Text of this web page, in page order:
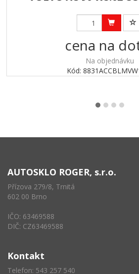
cena na
Na objednávku
Kód:
AUTOSKLO ROGER, s.r.o.
Přízova 279/8, Trnitá
602 00 Brno
IČO: 63469588
DIČ: CZ63469588
Kontakt
Telefon: 543 257 540